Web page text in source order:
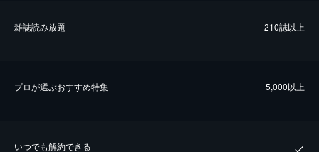
雑誌読み放題 210誌以上
プロが選ぶおすすめ特集 5,000以上
いつでも解約できる